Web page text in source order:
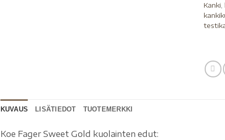
Kanki,
KUVAUS LISÄTIEDOT TUOTEMERKKI
Koe Fager Sweet Gold kuolainten edut: